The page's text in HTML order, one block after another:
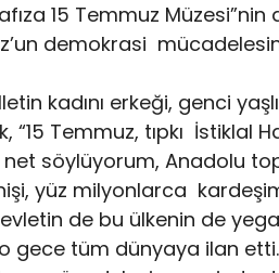
“Hafıza 15 Temmuz
demokrasi
kadını erkeği, genci
“15 Temmuz, tıpkı İstiklal
net söylüyorum, Anadolu
yüz milyonlarca
de bu ülkenin de
gece tüm dünyaya ilan